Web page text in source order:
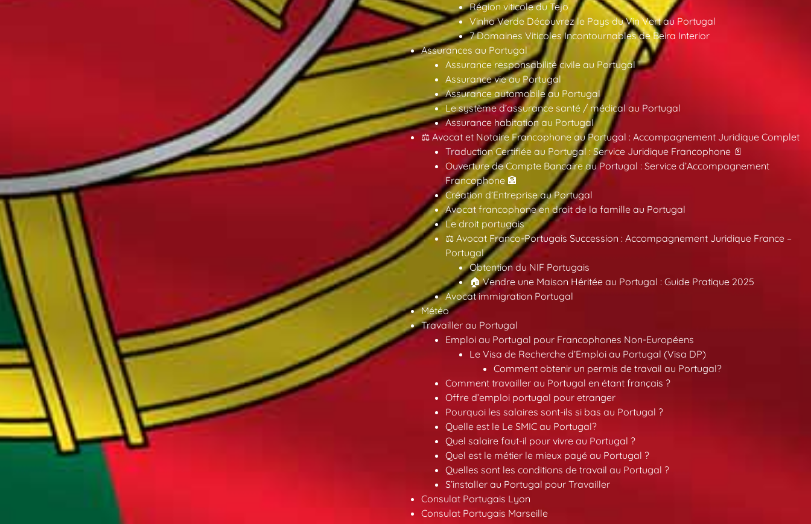
Région viticole du Tejo
Vinho Verde Découvrez le Pays du Vin Vert au Portugal
7 Domaines Viticoles Incontournables de Beira Interior
Assurances au Portugal
Assurance responsabilité civile au Portugal
Assurance vie au Portugal
Assurance automobile au Portugal
Le système d’assurance santé / médical au Portugal
Assurance habitation au Portugal
⚖️ Avocat et Notaire Francophone au Portugal : Accompagnement Juridique Complet
Traduction Certifiée au Portugal : Service Juridique Francophone 📄
Ouverture de Compte Bancaire au Portugal : Service d’Accompagnement
Francophone 🏦
Création d’Entreprise au Portugal
Avocat francophone en droit de la famille au Portugal
Le droit portugais
⚖️ Avocat Franco-Portugais Succession : Accompagnement Juridique France –
Portugal
Obtention du NIF Portugais
🏠 Vendre une Maison Héritée au Portugal : Guide Pratique 2025
Avocat immigration Portugal
Météo
Travailler au Portugal
Emploi au Portugal pour Francophones Non-Européens
Le Visa de Recherche d’Emploi au Portugal (Visa DP)
Comment obtenir un permis de travail au Portugal?
Comment travailler au Portugal en étant français ?
Offre d’emploi portugal pour etranger
Pourquoi les salaires sont-ils si bas au Portugal ?
Quelle est le Le SMIC au Portugal?
Quel salaire faut-il pour vivre au Portugal ?
Quel est le métier le mieux payé au Portugal ?
Quelles sont les conditions de travail au Portugal ?
S’installer au Portugal pour Travailler
Consulat Portugais Lyon
Consulat Portugais Marseille